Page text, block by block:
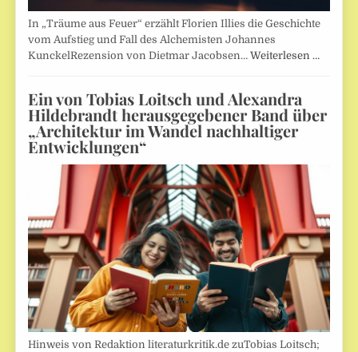
In „Träume aus Feuer“ erzählt Florien Illies die Geschichte
vom Aufstieg und Fall des Alchemisten Johannes
KunckelRezension von Dietmar Jacobsen…Weiterlesen …
Ein von Tobias Loitsch und Alexandra
Hildebrandt herausgegebener Band über
„Architektur im Wandel nachhaltiger
Entwicklungen“
Hinweis von Redaktion literaturkritik.de zuTobias Loitsch;